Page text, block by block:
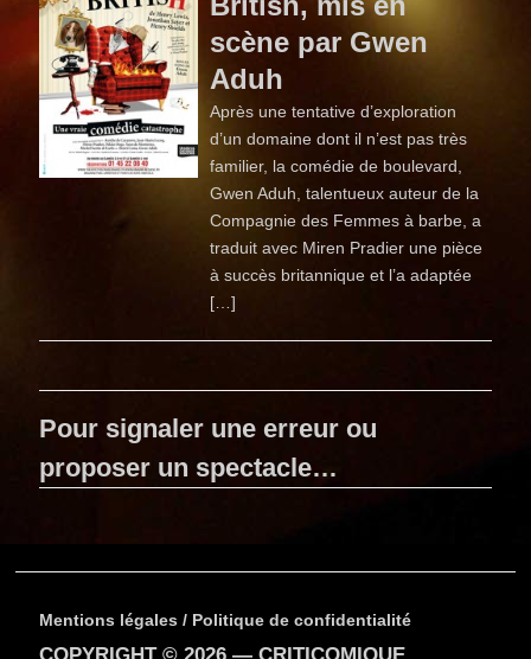
scène par Gwen
Aduh
Après une tentative d’exploration
d’un domaine dont il n’est pas très
familier, la comédie de boulevard,
Gwen Aduh, talentueux auteur de la
Compagnie des Femmes à barbe, a
traduit avec Miren Pradier une pièce
à succès britannique et l’a adaptée
[…]
Pour signaler une erreur ou
proposer un spectacle…
Mentions légales / Politique de confidentialité